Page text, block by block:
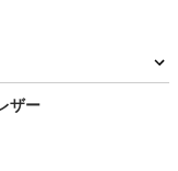
スカート
ザー